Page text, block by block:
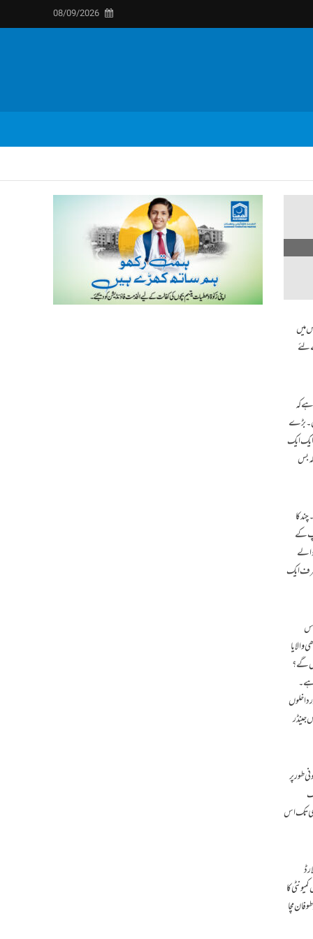
08/09/2026
میں
لئے
کہ
۔ بڑے
ایک ایک
بس
کا
کے
صرف ایک
یا
گے ؟
ہے۔
داخلوں
جینڈر
طور پر
تک اس
کا
مچا